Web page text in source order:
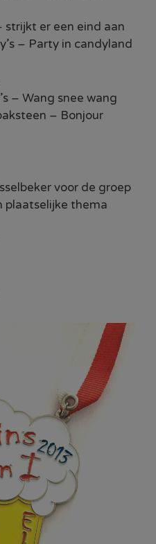
strijkt er een eind aan
– Party in candyland
– Wang snee wang
– Bonjour
voor de groep
plaatselijke thema